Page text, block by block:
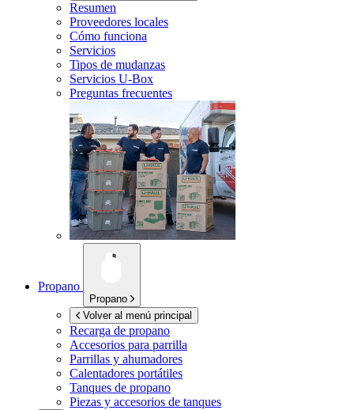
Resumen
Proveedores locales
Cómo funciona
Servicios
Tipos de mudanzas
Servicios U-Box
Preguntas frecuentes
Propano
Propano
Volver al menú principal
Recarga de propano
Accesorios para parrilla
Parrillas y ahumadores
Calentadores portátiles
Tanques de propano
Piezas y accesorios de tanques